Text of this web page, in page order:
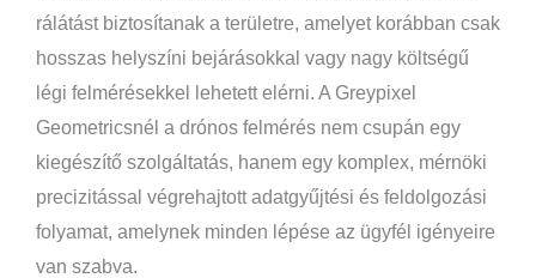
rálátást biztosítanak a területre, amelyet korábban csak
hosszas helyszíni bejárásokkal vagy nagy költségű
légi felmérésekkel lehetett elérni. A Greypixel
Geometricsnél a drónos felmérés nem csupán egy
kiegészítő szolgáltatás, hanem egy komplex, mérnöki
precizitással végrehajtott adatgyűjtési és feldolgozási
folyamat, amelynek minden lépése az ügyfél igényeire
van szabva.